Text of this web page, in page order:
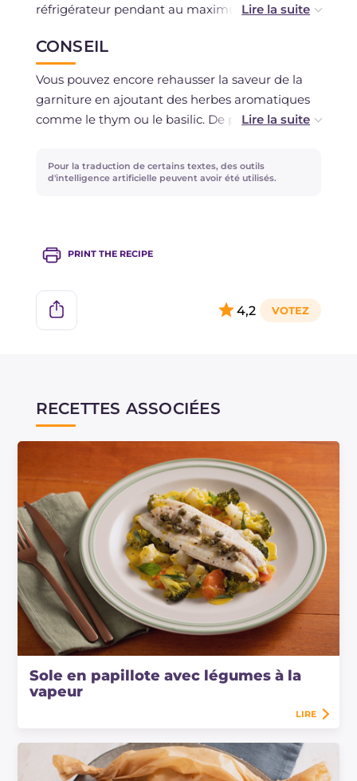
réfrigérateur pendant au maximum un jour
Il est déconseillé de la congeler.
CONSEIL
Vous pouvez encore rehausser la saveur de la
garniture en ajoutant des herbes aromatiques
comme le thym ou le basilic. De plus, vous
plaçant des tomates cerises entières dans la
papillote !
Pour la traduction de certains textes, des outils
d'intelligence artificielle peuvent avoir été utilisés.
PRINT THE RECIPE
4,2
RECETTES ASSOCIÉES
Sole en papillote avec légumes à la
vapeur
LIRE